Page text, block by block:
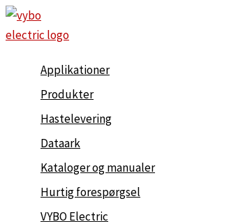
Gå
til
Applikationer
Produkter
Hastelevering
Dataark
Kataloger og manualer
Hurtig forespørgsel
VYBO Electric